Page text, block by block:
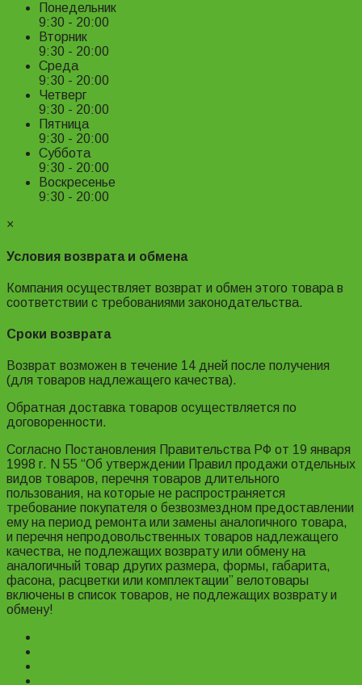
Понедельник
9:30 - 20:00
Вторник
9:30 - 20:00
Среда
9:30 - 20:00
Четверг
9:30 - 20:00
Пятница
9:30 - 20:00
Суббота
9:30 - 20:00
Воскресенье
9:30 - 20:00
×
Условия возврата и обмена
Компания осуществляет возврат и обмен этого товара в
соответствии с требованиями законодательства.
Сроки возврата
Возврат возможен в течение 14 дней после получения
(для товаров надлежащего качества).
Обратная доставка товаров осуществляется по
договоренности.
Согласно Постановления Правительства РФ от 19 января
1998 г. N 55 “Об утверждении Правил продажи отдельных
видов товаров, перечня товаров длительного
пользования, на которые не распространяется
требование покупателя о безвозмездном предоставлении
ему на период ремонта или замены аналогичного товара,
и перечня непродовольственных товаров надлежащего
качества, не подлежащих возврату или обмену на
аналогичный товар других размера, формы, габарита,
фасона, расцветки или комплектации” велотовары
включены в список товаров, не подлежащих возврату и
обмену!